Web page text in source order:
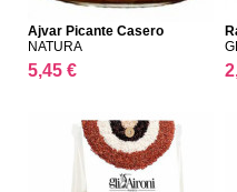
Ajvar Picante Casero
NATURA
5,45 €